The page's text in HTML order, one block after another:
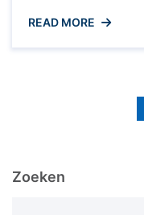
van uw woning en
kiezen steeds
Draadloos
Draadloze
READ MORE
Zoeken